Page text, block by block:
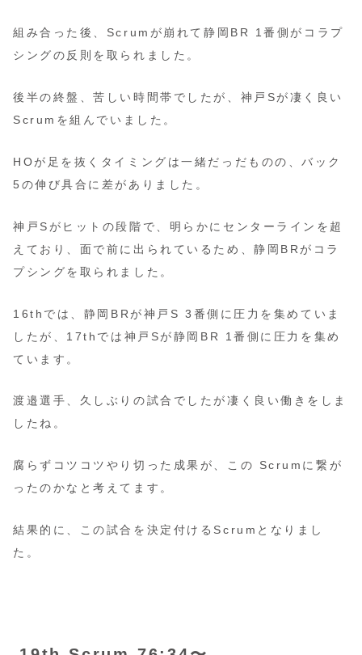
組み合った後、Scrumが崩れて静岡BR 1番側がコラプ
シングの反則を取られました。
後半の終盤、苦しい時間帯でしたが、神戸Sが凄く良い
Scrumを組んでいました。
HOが足を抜くタイミングは一緒だっだものの、バック
5の伸び具合に差がありました。
神戸Sがヒットの段階で、明らかにセンターラインを超
えており、面で前に出られているため、静岡BRがコラ
プシングを取られました。
16thでは、静岡BRが神戸S 3番側に圧力を集めていま
したが、17thでは神戸Sが静岡BR 1番側に圧力を集め
ています。
渡邉選手、久しぶりの試合でしたが凄く良い働きをしま
したね。
腐らずコツコツやり切った成果が、この Scrumに繋が
ったのかなと考えてます。
結果的に、この試合を決定付けるScrumとなりまし
た。